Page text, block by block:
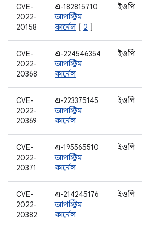
CVE-
2022-
20158
এ-182815710
আপস্ট্রিম
কার্নেল [ 2 ]
ইওপি
CVE-
2022-
20368
এ-224546354
আপস্ট্রিম
কার্নেল
ইওপি
CVE-
2022-
20369
এ-223375145
আপস্ট্রিম
কার্নেল
ইওপি
CVE-
2022-
20371
এ-195565510
আপস্ট্রিম
কার্নেল
ইওপি
CVE-
2022-
20382
এ-214245176
আপস্ট্রিম
কার্নেল
ইওপি